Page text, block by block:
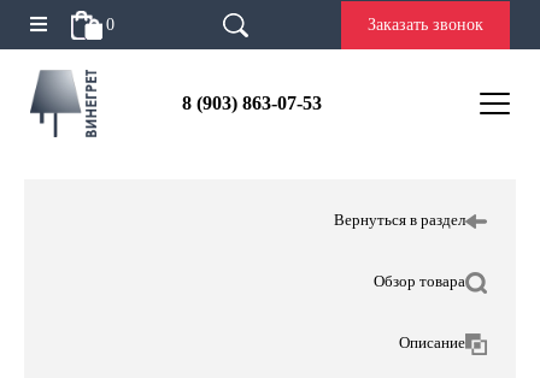
0 Заказать звонок
8 (903) 863-07-53
Вернуться в раздел
Обзор товара
Описание